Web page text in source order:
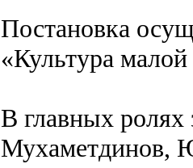
Постановка
«Культура
В главных
Мухаметдинов,